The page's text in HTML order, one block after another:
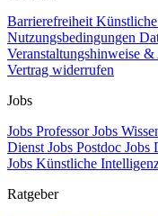
Barrierefreiheit
Nutzungsbedingungen
Veranstaltungshinweise
Vertrag widerrufen
Jobs
Jobs ProfessorJobs
DienstJobs Postdoc Jobs
Jobs Künstliche
Ratgeber